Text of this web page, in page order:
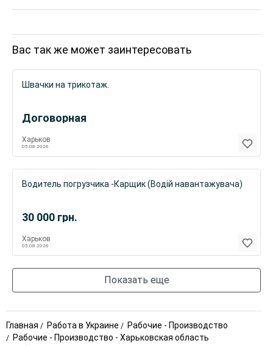
Вас так же может заинтересовать
Договорная
Швачки на трикотаж.
Харьков
05.08.2026
30 000 грн.
Водитель погрузчика -Карщик (Водій навантажувача)
Харьков
05.08.2026
Показать еще
Главная Работа в Украине
Рабочие - Производство
Рабочие - Производство - Харьковская область